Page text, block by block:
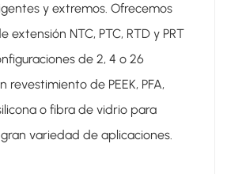
y extremos. Ofrecemos
extensión NTC, PTC, RTD y PRT
de 2, 4 o 26
revestimiento de PEEK, PFA,
silicona o fibra de vidrio para
variedad de aplicaciones.